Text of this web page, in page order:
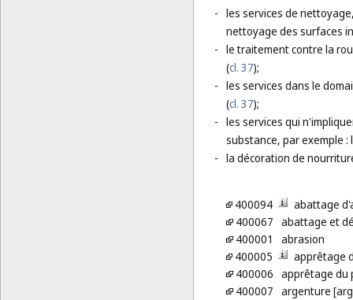
- les services de
nettoyage des surfaces
- le traitement contre la
(cl. 37);
- les services dans le
(cl. 37);
- les services qui
substance, par exemple
- la décoration de
400094
abattage
400067 abattage et
400001
abrasion
400005
apprêtage
400006 apprêtage du
400007 argenture